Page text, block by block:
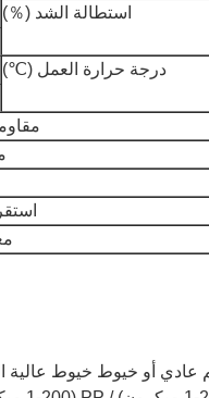
استطالة الشد (％)
درجة حرارة العمل (℃)
خيوط عالية القوة ، نظرًا